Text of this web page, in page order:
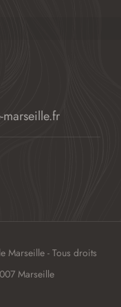
- Tous droits
Marseille